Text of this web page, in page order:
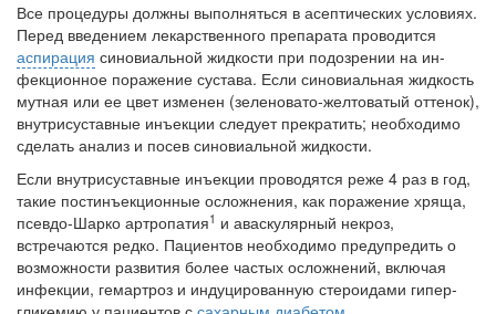
касаются увеличения риска
острой кардиотоксичности и
роста сопутствующих
осложнений от...
реанимации внесен в Госдуму
Соответствующий
законопроект внесен в
палату на
рассмотрение. Суть его
Все процедуры должны выполняться в асеп­тических условиях.
Перед введением лекар­ственного препарата проводится
аспирация синовиальной жидкости при подозрении на ин­
фекционное поражение сустава. Если синови­альная жидкость
мутная или ее цвет изменен (зеленовато-желтоватый оттенок),
внутрису­ставные инъекции следует прекратить; необ­ходимо
сделать анализ и посев синовиальной жидкости.
Если внутрисуставные инъекции проводят­ся реже 4 раз в год,
такие постинъекционные осложнения, как поражение хряща,
псевдо-Шарко артропатия1 и аваскулярный некроз,
встречаются редко. Пациентов необходимо предупредить о
возможности развития более частых осложнений, включая
инфекции, ге­мартроз и индуцированную стероидами гипер­